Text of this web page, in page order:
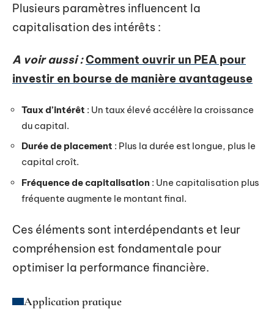
Plusieurs paramètres influencent la
capitalisation des intérêts :
A voir aussi :Comment ouvrir un PEA pour
investir en bourse de manière avantageuse
Taux d’intérêt : Un taux élevé accélère la croissance
du capital.
Durée de placement : Plus la durée est longue, plus le
capital croît.
Fréquence de capitalisation : Une capitalisation plus
fréquente augmente le montant final.
Ces éléments sont interdépendants et leur
compréhension est fondamentale pour
optimiser la performance financière.
Application pratique